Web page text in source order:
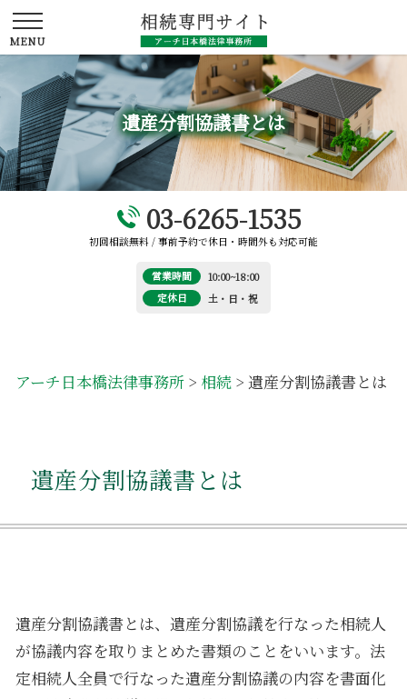
遺産分割協議書とは
03-6265-1535
初回相談無料 / 事前予約で休日・時間外も対応可能
営業時間
10:00~18:00
定休日
土・日・祝
アーチ日本橋法律事務所 > 相続 > 遺産分割協議書とは
遺産分割協議書とは
遺産分割協議書とは、遺産分割協議を行なった相続人
が協議内容を取りまとめた書類のことをいいます。法
定相続人全員で行なった遺産分割協議の内容を書面化